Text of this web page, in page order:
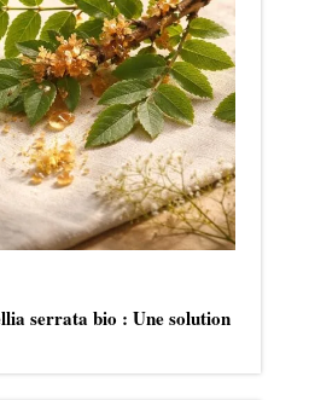
serrata bio : Une solution